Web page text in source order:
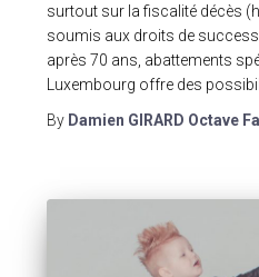
surtout sur la fiscalité décès
soumis aux droits de
après 70 ans, abattements
Luxembourg offre des
By Damien GIRARD Octave